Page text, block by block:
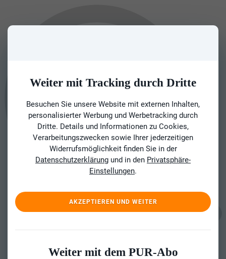
Weiter mit Tracking durch Dritte
Besuchen Sie unsere Website mit externen Inhalten,
personalisierter Werbung und Werbetracking durch
Dritte. Details und Informationen zu Cookies,
Verarbeitungszwecken sowie Ihrer jederzeitigen
Widerrufsmöglichkeit finden Sie in der
Datenschutzerklärung und in den Privatsphäre-
Einstellungen.
AKZEPTIEREN UND WEITER
Weiter mit dem PUR-Abo